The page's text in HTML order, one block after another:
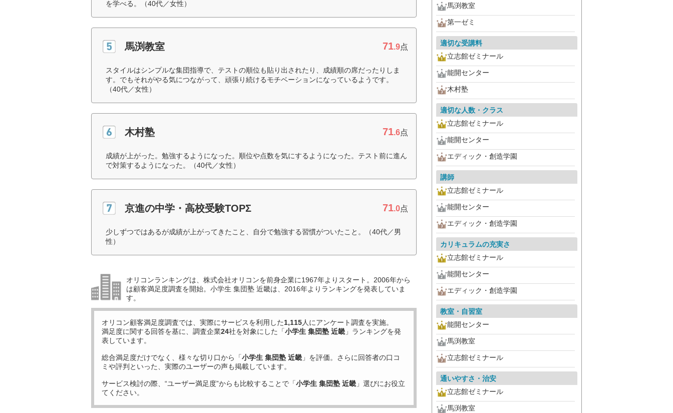
を学べる。（40代／女性）
馬渕教室 71.9点
スタイルはシンプルな集団指導で、テストの順位も貼り出されたり、成績順の席だったりしま
す。でもそれがやる気につながって、頑張り続けるモチベーションになっているようです。
（40代／女性）
木村塾 71.6点
成績が上がった。勉強するようになった。順位や点数を気にするようになった。テスト前に進ん
で対策するようになった。（40代／女性）
京進の中学・高校受験TOPΣ 71.0点
少しずつではあるが成績が上がってきたこと、自分で勉強する習慣がついたこと。（40代／男
性）
オリコンランキングは、株式会社オリコンを前身企業に1967年よりスタート。2006年から
は顧客満足度調査を開始。小学生 集団塾 近畿は、2016年よりランキングを発表していま
す。
オリコン顧客満足度調査では、実際にサービスを利用した1,115人にアンケート調査を実施。
満足度に関する回答を基に、調査企業24社を対象にした「小学生 集団塾 近畿 」ランキングを発
表しています。
総合満足度だけでなく、様々な切り口から「小学生 集団塾 近畿 」を評価。さらに回答者の口コ
ミや評判といった、実際のユーザーの声も掲載しています。
サービス検討の際、“ユーザー満足度”からも比較することで「小学生 集団塾 近畿 」選びにお役立
てください。
馬渕教室
第一ゼミ
適切な受講料
立志館ゼミナール
能開センター
木村塾
適切な人数・クラス
立志館ゼミナール
能開センター
エディック・創造学園
講師
立志館ゼミナール
能開センター
エディック・創造学園
カリキュラムの充実さ
立志館ゼミナール
能開センター
エディック・創造学園
教室・自習室
能開センター
馬渕教室
立志館ゼミナール
通いやすさ・治安
立志館ゼミナール
馬渕教室